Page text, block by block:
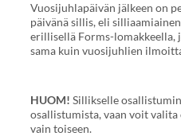
Vuosijuhlapäivän jälkeen on
päivänä sillis, eli
erillisellä Forms-
sama kuin vuosijuhlien
HUOM! Sillikselle
osallistumista, vaan voit
vain toiseen.